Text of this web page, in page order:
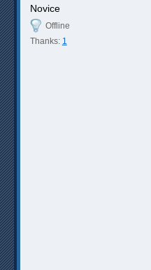
Novice
Offline
Thanks: 1